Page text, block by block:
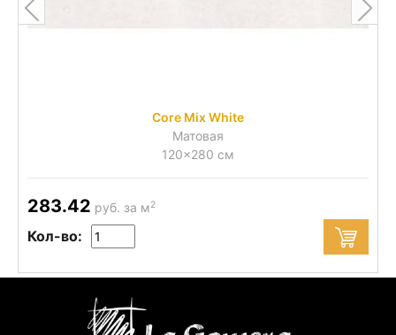
Core Mix White
Матовая
120x280 см
283.42 руб. за м2
Кол-во: